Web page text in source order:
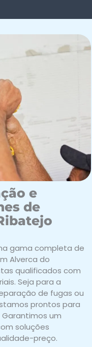
e
de
gama completa de
Alverca do
qualificados com
Seja para a
de fugas ou
prontos para
um
soluções
preço.